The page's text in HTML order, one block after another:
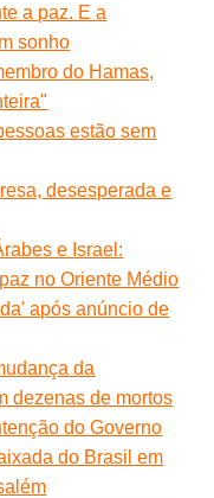
a paz. E a
sonho
do Hamas,
estão sem
desesperada e
e Israel:
no Oriente Médio
após anúncio de
da
dezenas de mortos
do Governo
do Brasil em